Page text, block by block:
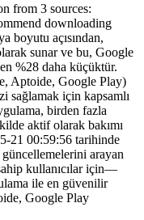
from 3 sources:
downloading
boyutu açısından,
sunar ve bu, Google
%28 daha küçüktür.
Aptoide, Google Play)
sağlamak için kapsamlı
birden fazla
aktif olarak bakımı
21 00:59:56 tarihinde
arayan
kullanıcılar için—
ile en güvenilir
Google Play